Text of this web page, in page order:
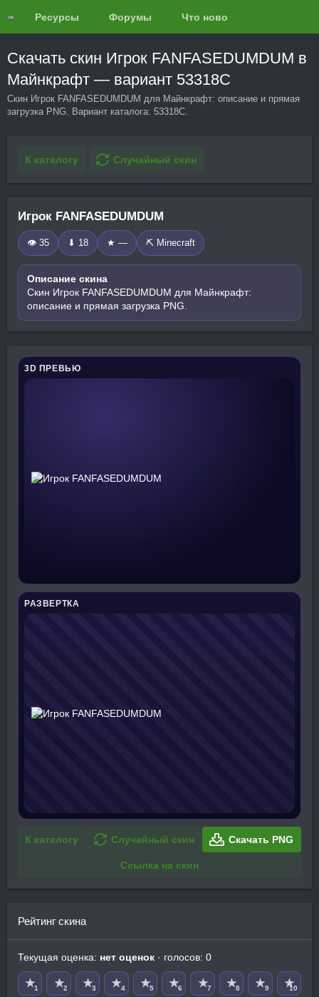
Ресурсы Форумы Что нового?
Скачать скин Игрок FANFASEDUMDUM в
Майнкрафт — вариант 53318C
Скин Игрок FANFASEDUMDUM для Майнкрафт: описание и прямая
загрузка PNG. Вариант каталога: 53318C.
К каталогу Случайный скин
Игрок FANFASEDUMDUM
👁 35 ⬇ 18 ★ — ⛏️ Minecraft
Описание скина
Скин Игрок FANFASEDUMDUM для Майнкрафт:
описание и прямая загрузка PNG.
3D ПРЕВЬЮ
РАЗВЕРТКА
К каталогу Случайный скин Скачать PNG
Ссылка на скин
Рейтинг скина
Текущая оценка: нет оценок · голосов: 0
★1 ★2 ★3 ★4 ★5 ★6 ★7 ★8 ★9 ★10